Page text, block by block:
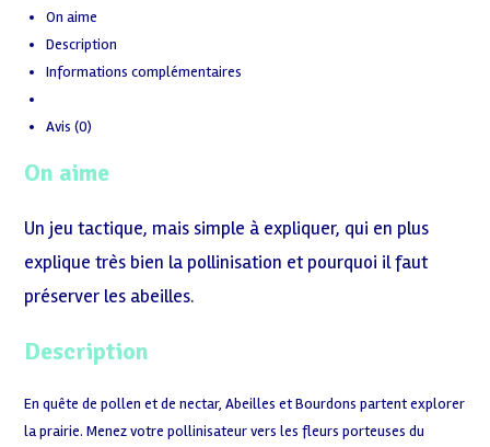
On aime
Description
Informations complémentaires
Avis (0)
On aime
Un jeu tactique, mais simple à expliquer, qui en plus
explique très bien la pollinisation et pourquoi il faut
préserver les abeilles.
Description
En quête de pollen et de nectar, Abeilles et Bourdons partent explorer
la prairie. Menez votre pollinisateur vers les fleurs porteuses du